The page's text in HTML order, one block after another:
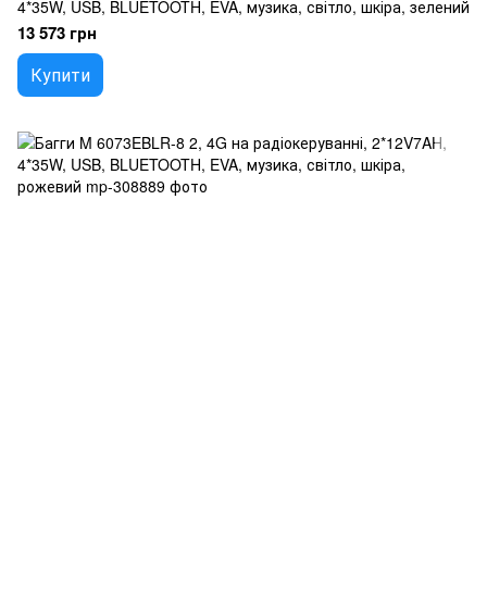
4*35W, USB, BLUETOOTH, EVA, музика, світло, шкіра, зелений
13 573 грн
Купити